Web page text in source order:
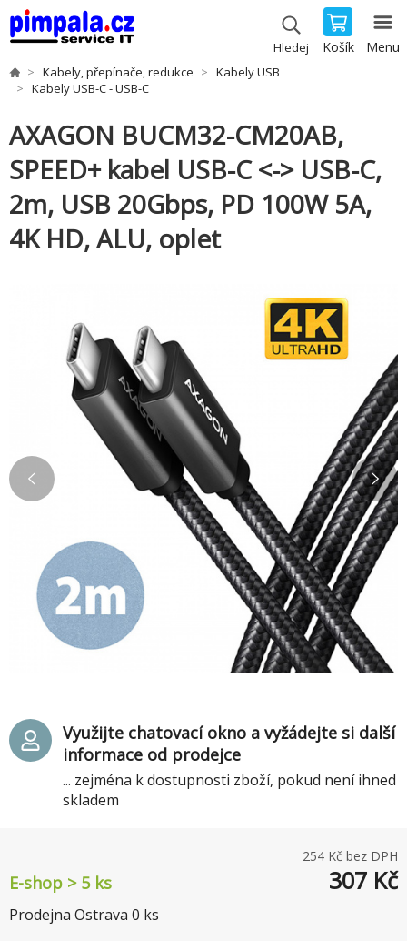
Hledej Košík Menu
Kabely, přepínače, redukce
Kabely USB
Kabely USB-C - USB-C
AXAGON BUCM32-CM20AB,
SPEED+ kabel USB-C <-> USB-C,
2m, USB 20Gbps, PD 100W 5A,
4K HD, ALU, oplet
254 Kč bez DPH
E-shop > 5 ks 307 Kč
Prodejna Ostrava 0 ks
Využijte chatovací okno a vyžádejte si další
informace od prodejce
... zejména k dostupnosti zboží, pokud není ihned
skladem